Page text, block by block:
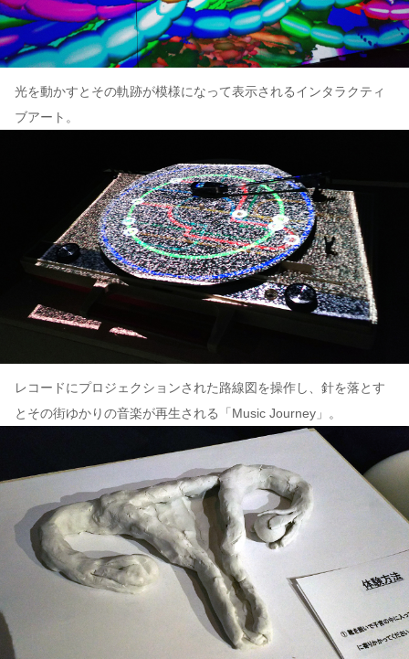
光を動かすとその軌跡が模様になって表示されるインタラクティ
ブアート。
レコードにプロジェクションされた路線図を操作し、針を落とす
とその街ゆかりの音楽が再生される「Music Journey」。